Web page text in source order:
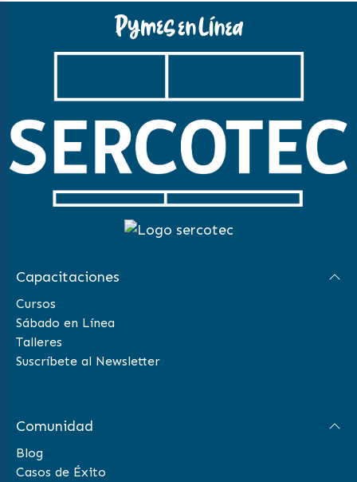
Capacitaciones
Cursos
Sábado en Línea
Talleres
Suscríbete al Newsletter
Comunidad
Blog
Casos de Éxito